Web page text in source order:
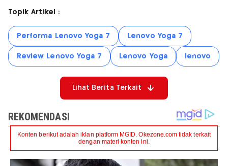
Topik Artikel :
Performa Lenovo Yoga 7 Lenovo Yoga 7
Review Lenovo Yoga 7 Lenovo Yoga lenovo
Lihat Berita Terkait